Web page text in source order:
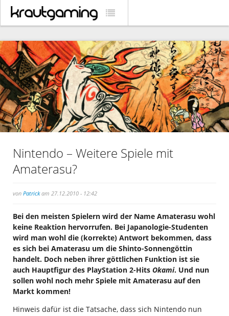
Nintendo – Weitere Spiele mit
Amaterasu?
von Patrickam 27.12.2010 - 12:42
Bei den meisten Spielern wird der Name Amaterasu wohl
keine Reaktion hervorrufen. Bei Japanologie-Studenten
wird man wohl die (korrekte) Antwort bekommen, dass
es sich bei Amaterasu um die Shinto-Sonnengöttin
handelt. Doch neben ihrer göttlichen Funktion ist sie
auch Hauptfigur des PlayStation 2-Hits Okami. Und nun
sollen wohl noch mehr Spiele mit Amaterasu auf den
Markt kommen!
Hinweis dafür ist die Tatsache, dass sich Nintendo nun